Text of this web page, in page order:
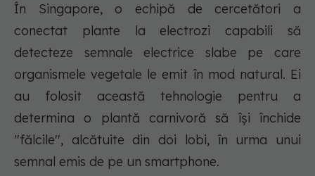
În Singapore, o echipă de cercetători a
conectat plante la electrozi capabili să
detecteze semnale electrice slabe pe care
organismele vegetale le emit în mod natural. Ei
au folosit această tehnologie pentru a
determina o plantă carnivoră să îşi închide
''fălcile'', alcătuite din doi lobi, în urma unui
semnal emis de pe un smartphone.